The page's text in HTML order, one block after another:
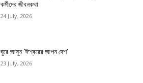
কর্মীদের জীবনকথা
24 July, 2026
ঘুরে আসুন ‘ঈশ্বরের আপন দেশ’
23 July, 2026